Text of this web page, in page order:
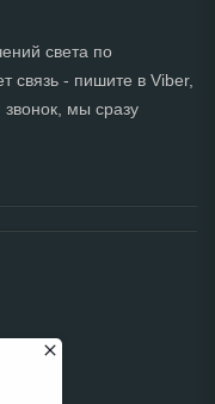
света по
связь - пишите в Viber,
мы сразу